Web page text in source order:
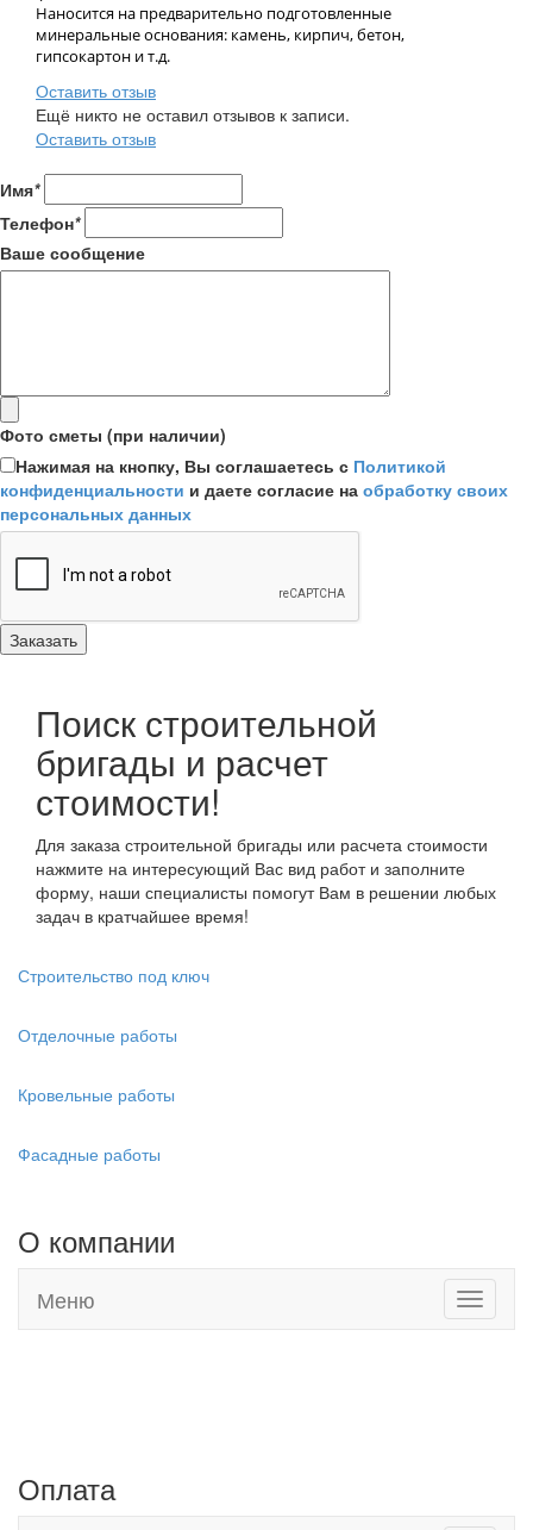
Наносится на предварительно подготовленные
минеральные основания: камень, кирпич, бетон,
гипсокартон и т.д.
Оставить отзыв
Ещё никто не оставил отзывов к записи.
Оставить отзыв
Имя*
Телефон*
Ваше сообщение
Фото сметы (при наличии)
Нажимая на кнопку, Вы соглашаетесь с Политикой
конфиденциальности и даете согласие на обработку своих
персональных данных
Поиск строительной
бригады и расчет
стоимости!
Для заказа строительной бригады или расчета стоимости
нажмите на интересующий Вас вид работ и заполните
форму, наши специалисты помогут Вам в решении любых
задач в кратчайшее время!
Строительство под ключ
Отделочные работы
Кровельные работы
Фасадные работы
О компании
Toggle
Меню
Оплата